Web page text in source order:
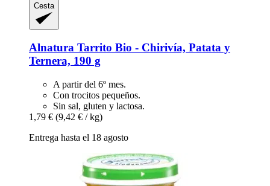
Cesta
Alnatura Tarrito Bio -​ Chirivía, Patata y
Ternera, 190 g
A partir del 6º mes.
Con trocitos pequeños.
Sin sal, gluten y lactosa.
1,79 € (9,42 € / kg)
Entrega hasta el 18 agosto